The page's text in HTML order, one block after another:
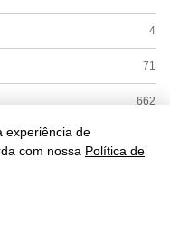
experiência de
com nossa Política de
4
71
662